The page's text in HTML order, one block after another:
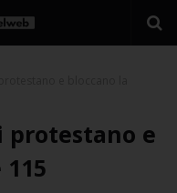
protestano e